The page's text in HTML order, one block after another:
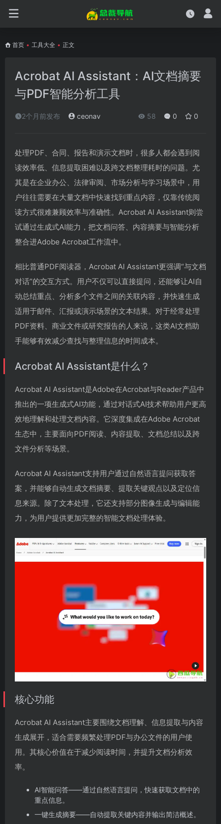
首页 • 工具大全 • 正文
Acrobat AI Assistant：AI文档摘要
与PDF智能分析工具
2个月前发布 ceonav 58 0 0
处理PDF、合同、报告和演示文档时，很多人都会遇到阅
读效率低、信息提取困难以及跨文档整理耗时的问题。尤
其是在企业办公、法律审阅、市场分析与学习场景中，用
户往往需要在大量文档中快速找到重点内容，仅靠传统阅
读方式很难兼顾效率与准确性。Acrobat AI Assistant则尝
试通过生成式AI能力，把文档问答、内容摘要与智能分析
整合进Adobe Acrobat工作流中。
相比普通PDF阅读器，Acrobat AI Assistant更强调“与文档
对话”的交互方式。用户不仅可以直接提问，还能够让AI自
动总结重点、分析多个文件之间的关联内容，并快速生成
适用于邮件、汇报或演示场景的文本结果。对于经常处理
PDF资料、商业文件或研究报告的人来说，这类AI文档助
手能够有效减少查找与整理信息的时间成本。
Acrobat AI Assistant是什么？
Acrobat AI Assistant是Adobe在Acrobat与Reader产品中
推出的一项生成式AI功能，通过对话式AI技术帮助用户更高
效地理解和处理文档内容。它深度集成在Adobe Acrobat
生态中，主要面向PDF阅读、内容提取、文档总结以及跨
文件分析等场景。
Acrobat AI Assistant支持用户通过自然语言提问获取答
案，并能够自动生成文档摘要、提取关键观点以及定位信
息来源。除了文本处理，它还支持部分图像生成与编辑能
力，为用户提供更加完整的智能文档处理体验。
核心功能
Acrobat AI Assistant主要围绕文档理解、信息提取与内容
生成展开，适合需要频繁处理PDF与办公文件的用户使
用。其核心价值在于减少阅读时间，并提升文档分析效
率。
AI智能问答——通过自然语言提问，快速获取文档中的
重点信息。
一键生成摘要——自动提取关键内容并输出简洁概述。